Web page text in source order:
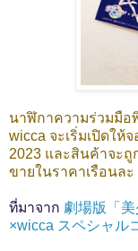
นาฬิกาความร่วมมือ
wicca จะเริ่มเปิดให้
2023 และสินค้าจะถู
ขายในราคาเรือนละ
ที่มาจาก 劇場版「
×wicca スペシャル